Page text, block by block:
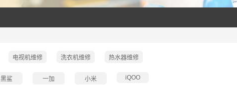
电视机维修 洗衣机维修 热水器维修
黑鲨 一加 小米 iQOO